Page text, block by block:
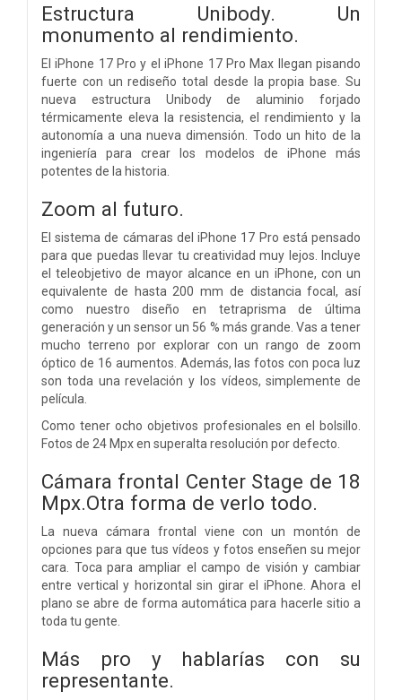
Estructura Unibody. Un
monumento al rendimiento.
El iPhone 17 Pro y el iPhone 17 Pro Max llegan pisando
fuerte con un rediseño total desde la propia base. Su
nueva estructura Unibody de aluminio forjado
térmicamente eleva la resistencia, el rendimiento y la
autonomía a una nueva dimensión. Todo un hito de la
ingeniería para crear los modelos de iPhone más
potentes de la historia.
Zoom al futuro.
El sistema de cámaras del iPhone 17 Pro está pensado
para que puedas llevar tu creatividad muy lejos. Incluye
el teleobjetivo de mayor alcance en un iPhone, con un
equivalente de hasta 200 mm de distancia focal, así
como nuestro diseño en tetraprisma de última
generación y un sensor un 56 % más grande. Vas a tener
mucho terreno por explorar con un rango de zoom
óptico de 16 aumentos. Además, las fotos con poca luz
son toda una revelación y los vídeos, simplemente de
película.
Como tener ocho objetivos profesionales en el bolsillo.
Fotos de 24 Mpx en superalta resolución por defecto.
Cámara frontal Center Stage de 18
Mpx.Otra forma de verlo todo.
La nueva cámara frontal viene con un montón de
opciones para que tus vídeos y fotos enseñen su mejor
cara. Toca para ampliar el campo de visión y cambiar
entre vertical y horizontal sin girar el iPhone. Ahora el
plano se abre de forma automática para hacerle sitio a
toda tu gente.
Más pro y hablarías con su
representante.